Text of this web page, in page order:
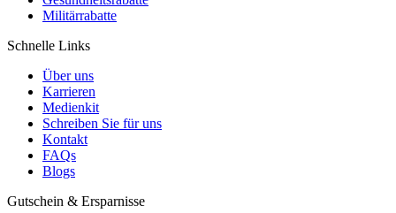
Militärrabatte
Schnelle Links
Über uns
Karrieren
Medienkit
Schreiben Sie für uns
Kontakt
FAQs
Blogs
Gutschein & Ersparnisse